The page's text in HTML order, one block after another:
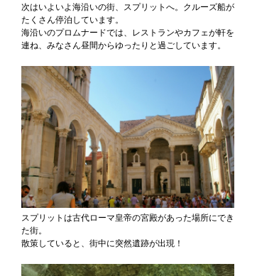
次はいよいよ海沿いの街、スプリットへ。クルーズ船が
たくさん停泊しています。
海沿いのプロムナードでは、レストランやカフェが軒を
連ね、みなさん昼間からゆったりと過ごしています。
スプリットは古代ローマ皇帝の宮殿があった場所にでき
た街。
散策していると、街中に突然遺跡が出現！